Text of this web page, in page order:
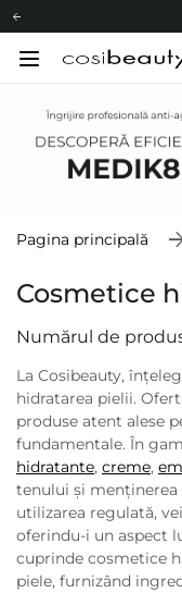
Livrare mai
Livrare mai
Pagina principală
Cosmetice
Numărul de
La Cosibeauty,
hidratarea pielii.
produse atent alese
fundamentale. În
hidratante, creme,
tenului și
utilizarea regulată,
oferindu-i un aspect
cuprinde cosmetice
piele, furnizând